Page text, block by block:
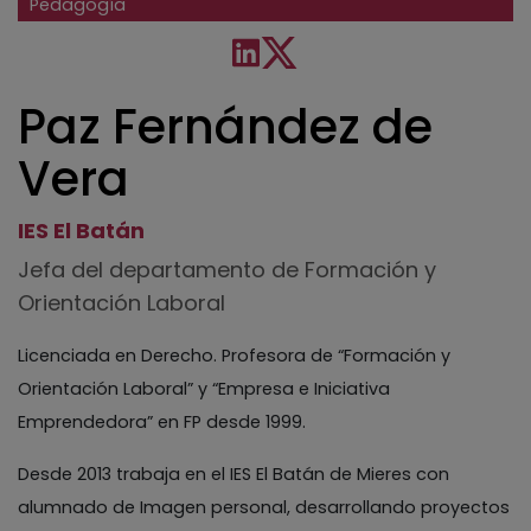
Pedagogía
Paz Fernández de
Vera
IES El Batán
Jefa del departamento de Formación y
Orientación Laboral
Licenciada en Derecho. Profesora de “Formación y
Orientación Laboral” y “Empresa e Iniciativa
Emprendedora” en FP desde 1999.
Desde 2013 trabaja en el IES El Batán de Mieres con
alumnado de Imagen personal, desarrollando proyectos